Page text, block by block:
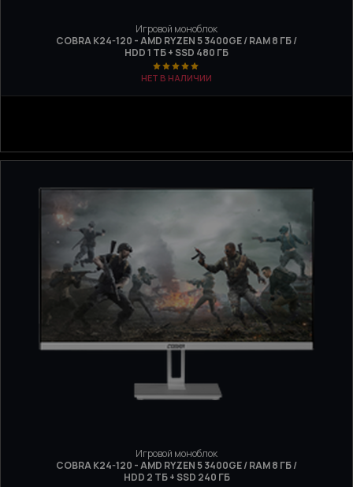
Игровой моноблок
COBRA K24-120 - AMD RYZEN 5 3400GE / RAM 8 ГБ /
HDD 1 ТБ + SSD 480 ГБ
НЕТ В НАЛИЧИИ
Игровой моноблок
COBRA K24-120 - AMD RYZEN 5 3400GE / RAM 8 ГБ /
HDD 2 ТБ + SSD 240 ГБ